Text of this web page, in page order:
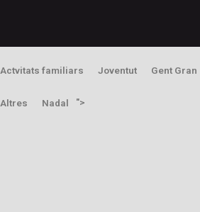
Actvitats familiars Joventut Gent Gran
Altres Nadal ">